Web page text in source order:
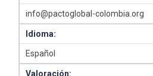
info@pactoglobal-colombia.org
Idioma:
Español
Valoración: